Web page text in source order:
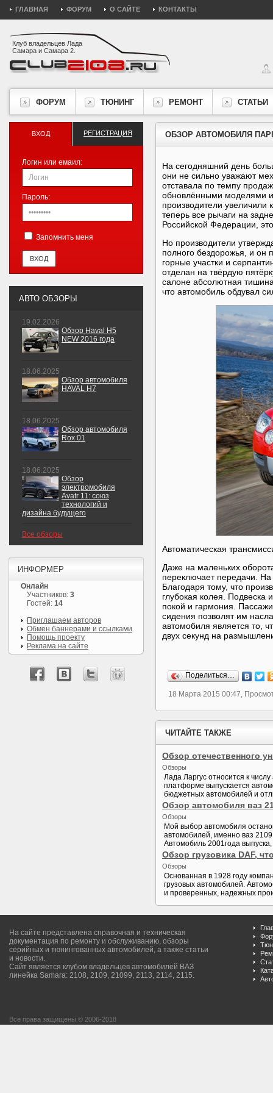
ГЛАВНАЯ ФОРУМ О САЙТЕ КОНТАКТЫ
Клуб владельцев Лада
Самара и Самара 2.
ФОРУМ ТЮНИНГ РЕМОНТ СТАТЬИ
ОБЗОР АВТОМОБИЛЯ
На сегодняшний день
они не сильно уважают
отставала по темпу
обновлёнными моделями
производители увеличили
теперь все рычаги на
Российской Федерации,
Но производители
полного бездорожья, и он
горные участки и
отделан на твёрдую
салоне абсолютная
что автомобиль обдувал
Автоматическая
Даже на маленьких
переключает передачи.
Благодаря тому, что
глубокая колея. Подвеска
покой и гармония.
сидения позволят им
автомобиля является то,
двух секунд на
Поделиться…
18 Марта 2015 00:47,
ЧИТАЙТЕ ТАКЖЕ
Обзор отечественного
Обзоры
Лада Ларгус относится к
платформе выпускается
бюджетных автомобилей и
Обзор автомобиля ваз
Обзоры
Мой выбор автомобиля
автомобилей, именно ваз
Автомобиль 2001года
Обзор грузовика DAF,
Обзоры
Основанная в 1928 году
грузовых автомобилей.
и проверенных, надежных
ВХОД РЕГИСТРАЦИЯ
Логин или емаил:
Пароль:
Запомнить меня
АВТО ОБЗОРЫ
19.02.2026
Обзор Haval H5
NEW 2016 года
18.06.2025
Обзор автомобиля
HAVAL H7
18.06.2025
Обзор автомобиля
Rox 01
18.06.2025
Обзор
электромобиля
Avatr 11: союз
технологий и
дизайна будущего
Все обзоры
ИНФОРМЕР
Онлайн
Участников: 3
Гостей: 14
Приглашаем авторов
Обмен баннерами и ссылками
Помощь проекту
Реклама на сайте
На сайте представлена справочная и техническая
документация по ремонту и обслуживанию, обзоры
серийных и тюнингованных автомобилей, а также статьи
и новости.
Сайт является клубом владельцев автомобилей ВАЗ
линейка Samara: 2108, 2109, 21099, 2113, 2114, 2115.
Все права защищены © 2006-2018